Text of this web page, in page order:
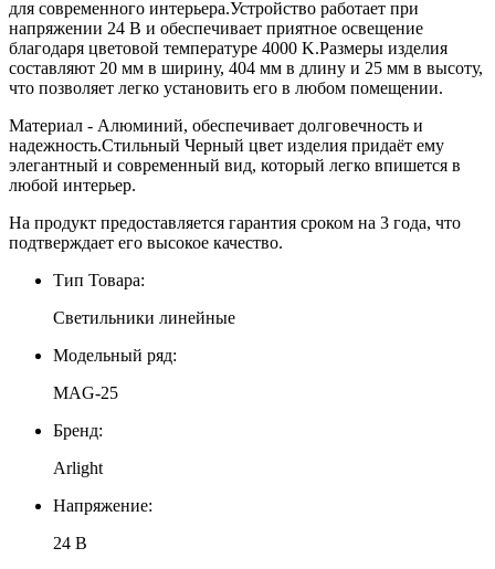
для современного интерьера.Устройство работает при
напряжении 24 В и обеспечивает приятное освещение
благодаря цветовой температуре 4000 K.Размеры изделия
составляют 20 мм в ширину, 404 мм в длину и 25 мм в высоту,
что позволяет легко установить его в любом помещении.
Материал - Алюминий, обеспечивает долговечность и
надежность.Стильный Черный цвет изделия придаёт ему
элегантный и современный вид, который легко впишется в
любой интерьер.
На продукт предоставляется гарантия сроком на 3 года, что
подтверждает его высокое качество.
Тип Товара:
Светильники линейные
Модельный ряд:
MAG-25
Бренд:
Arlight
Напряжение:
24 В